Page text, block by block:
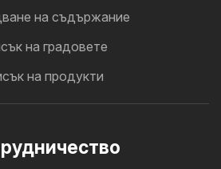
на съдържание
на градовете
на продукти